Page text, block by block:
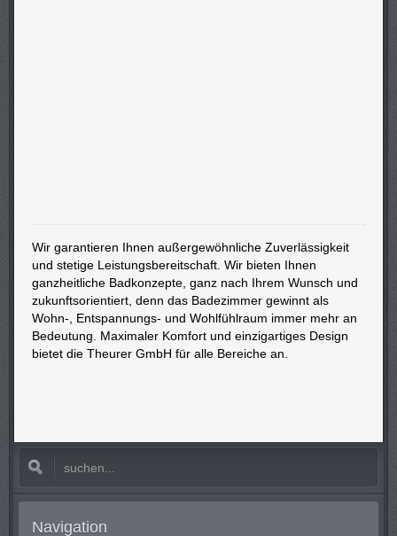
Wir garantieren Ihnen außergewöhnliche Zuverlässigkeit
und stetige Leistungsbereitschaft. Wir bieten Ihnen
ganzheitliche Badkonzepte, ganz nach Ihrem Wunsch und
zukunftsorientiert, denn das Badezimmer gewinnt als
Wohn-, Entspannungs- und Wohlfühlraum immer mehr an
Bedeutung. Maximaler Komfort und einzigartiges Design
bietet die Theurer GmbH für alle Bereiche an.
Navigation